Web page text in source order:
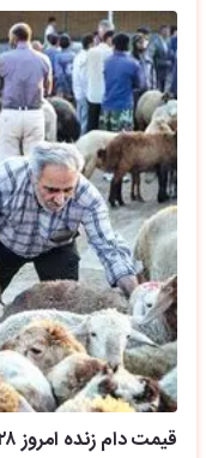
قیمت دام زنده امروز ۲۸ خرداد ۱۴۰۵ + جدول